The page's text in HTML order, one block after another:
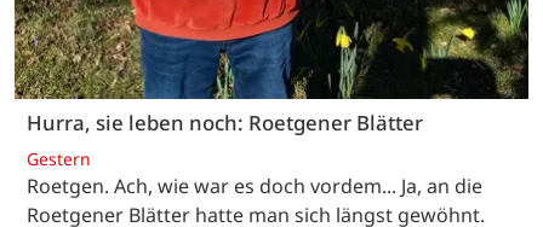
Hurra, sie leben noch: Roetgener Blätter
Gestern
Roetgen. Ach, wie war es doch vordem... Ja, an die
Roetgener Blätter hatte man sich längst gewöhnt.